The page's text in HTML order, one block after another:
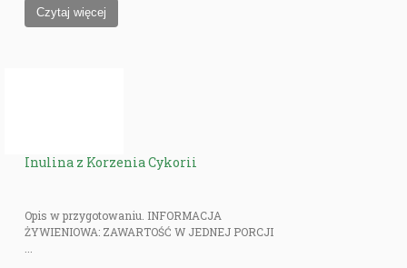
Inulina z Korzenia Cykorii
Opis w przygotowaniu. INFORMACJA
ŻYWIENIOWA: ZAWARTOŚĆ W JEDNEJ PORCJI